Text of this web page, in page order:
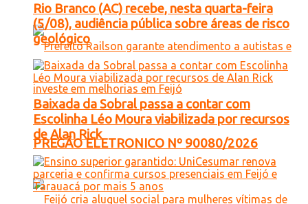
PREGÃO ELETRONICO Nº 90080/2026
Rio Branco (AC) recebe, nesta quarta-feira
(5/08), audiência pública sobre áreas de risco
geológico
Baixada da Sobral passa a contar com
Escolinha Léo Moura viabilizada por recursos
de Alan Rick